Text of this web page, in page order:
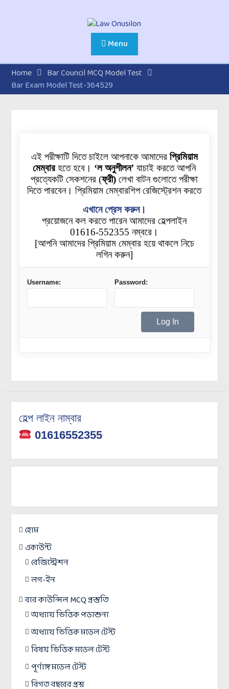
Menu
Home
Bar Council MCQ Model Test
Bar Exam Model Test-364529
এই পরীক্ষাটি দিতে চাইলে আপনাকে আমাদের প্রিমিয়াম
মেম্বারহতে হবে। ‘ল অনুশীলন’ যাচাই করতে আপনি
প্রত্যেকটিসেকশনের (ফ্রী) লেখা বাটন গুলোতে পরীক্ষা
দিতে পারবেন। প্রিমিয়াম মেম্বারশিপ রেজিস্ট্রেশন করতে
এখানে প্রেস করুন।
প্রয়োজনে কল করতে পারেন আমাদের হেল্পলাইন
01616-552355 নম্বরে।
[আপনি আমাদের প্রিমিয়াম মেম্বার হয়ে থাকলে নিচে
লগিন করুন]
Username: Password:
হেল্প লাইন নাম্বার
01616552355
হোম
একাউন্ট
রেজিস্ট্রেশন
লগ-ইন
বার কাউন্সিল MCQ প্রস্তুতি
অধ্যায় ভিত্তিক পড়াশুনা
অধ্যায় ভিত্তিক মডেল টেস্ট
বিষয় ভিত্তিক মডেল টেস্ট
পূর্ণাঙ্গ মডেল টেস্ট
বিগত বছরের প্রশ্ন